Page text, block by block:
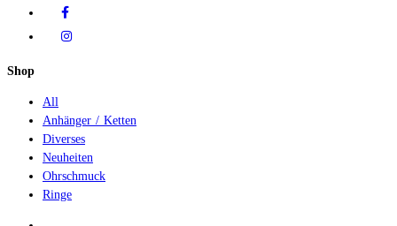
Shop
All
Anhänger / Ketten
Diverses
Neuheiten
Ohrschmuck
Ringe